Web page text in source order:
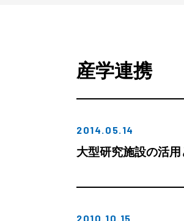
産学連携
2014.05.14
大型研究施設の活
2010.10.15